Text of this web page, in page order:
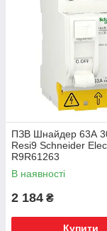
ПЗВ Шнайдер 63А
Resi9 Schneider
R9R61263
В наявності
2 184 ₴
Купити